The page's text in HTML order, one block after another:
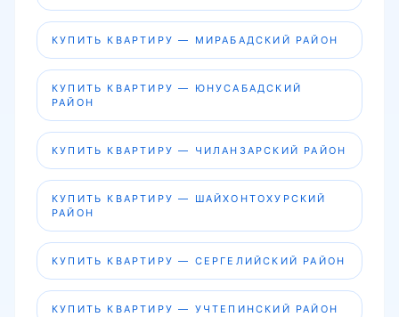
КУПИТЬ КВАРТИРУ — МИРАБАДСКИЙ РАЙОН
КУПИТЬ КВАРТИРУ — ЮНУСАБАДСКИЙ
РАЙОН
КУПИТЬ КВАРТИРУ — ЧИЛАНЗАРСКИЙ РАЙОН
КУПИТЬ КВАРТИРУ — ШАЙХОНТОХУРСКИЙ
РАЙОН
КУПИТЬ КВАРТИРУ — СЕРГЕЛИЙСКИЙ РАЙОН
КУПИТЬ КВАРТИРУ — УЧТЕПИНСКИЙ РАЙОН